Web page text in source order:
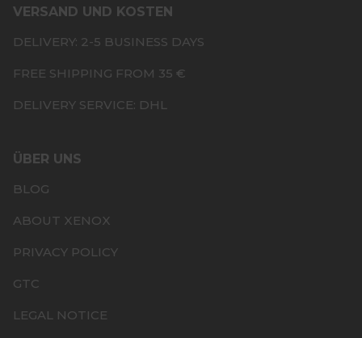
VERSAND UND KOSTEN
DELIVERY: 2-5 BUSINESS DAYS
FREE SHIPPING FROM 35 €
DELIVERY SERVICE: DHL
ÜBER UNS
BLOG
ABOUT XENOX
PRIVACY POLICY
GTC
LEGAL NOTICE